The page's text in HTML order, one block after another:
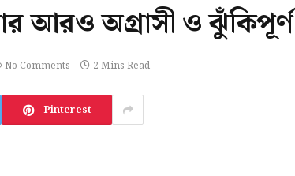
আরও অগ্রাসী ও ঝুঁকিপূর্ণ
No Comments 2 Mins Read
Pinterest